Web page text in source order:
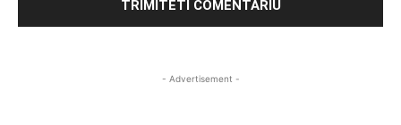
- Advertisement -